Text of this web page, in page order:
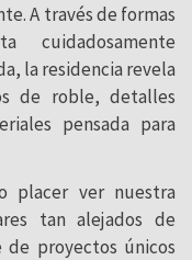
A través de formas
cuidadosamente
la residencia revela
de roble, detalles
pensada para
placer ver nuestra
tan alejados de
de proyectos únicos